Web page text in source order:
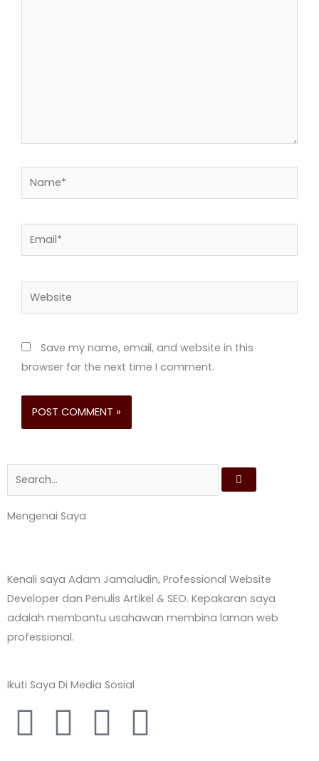
Email*
Website
Save my name, email, and website in this
browser for the next time I comment.
Mengenai Saya
Kenali saya Adam Jamaludin, Professional Website
Developer dan Penulis Artikel & SEO. Kepakaran saya
adalah membantu usahawan membina laman web
professional.
Ikuti Saya Di Media Sosial
F T Y L